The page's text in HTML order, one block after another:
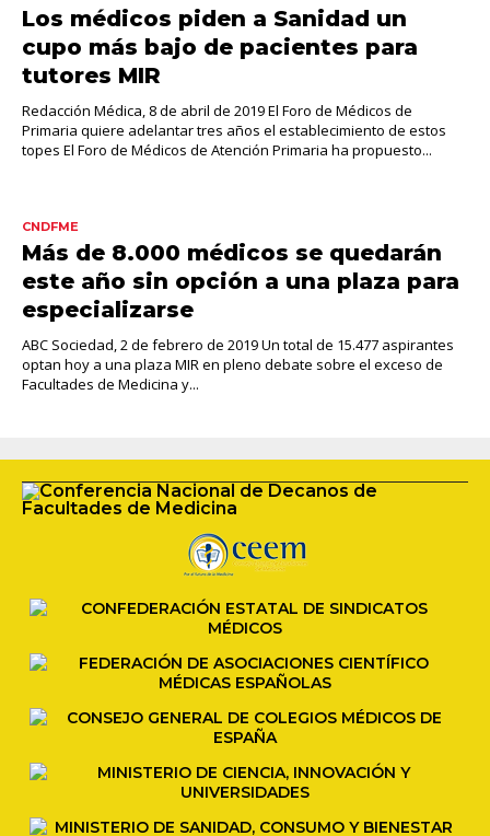
Los médicos piden a Sanidad un
cupo más bajo de pacientes para
tutores MIR
Redacción Médica, 8 de abril de 2019 El Foro de Médicos de
Primaria quiere adelantar tres años el establecimiento de estos
topes El Foro de Médicos de Atención Primaria ha propuesto...
CNDFME
Más de 8.000 médicos se quedarán
este año sin opción a una plaza para
especializarse
ABC Sociedad, 2 de febrero de 2019 Un total de 15.477 aspirantes
optan hoy a una plaza MIR en pleno debate sobre el exceso de
Facultades de Medicina y...